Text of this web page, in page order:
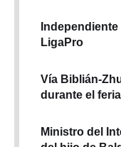
LigaPro
Vía Biblián-
durante el
Ministro del